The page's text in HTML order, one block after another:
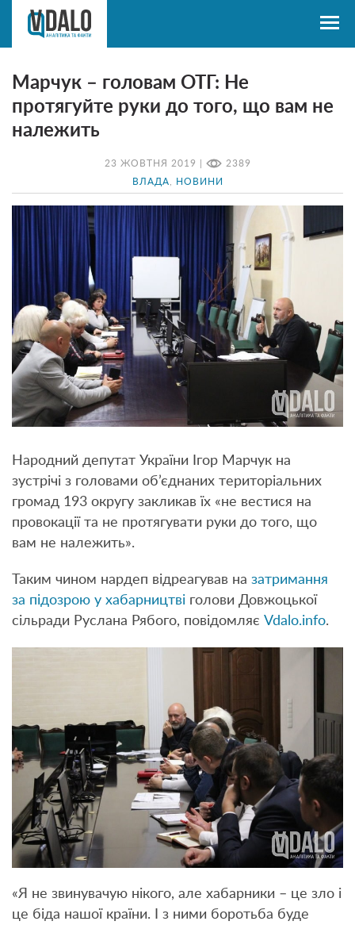
23 ЖОВТНЯ 2019 | 2389
ВЛАДА НОВИНИ
Марчук – головам ОТГ: Не
протягуйте руки до того, що вам не
належить
Народний депутат України Ігор Марчук на
зустрічі з головами об’єднаних територіальних
громад 193 округу закликав їх «не вестися на
провокації та не протягувати руки до того, що
вам не належить».
Таким чином нардеп відреагував на затримання
за підозрою у хабарництві голови Довжоцької
сільради Руслана Рябого, повідомляє Vdalo.info.
«Я не звинувачую нікого, але хабарники – це зло і
це біда нашої країни. І з ними боротьба буде